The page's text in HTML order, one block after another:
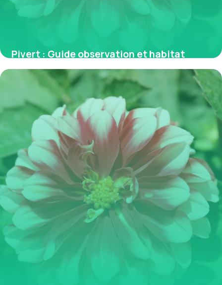
Pivert : Guide observation et habitat
4 juin 2026